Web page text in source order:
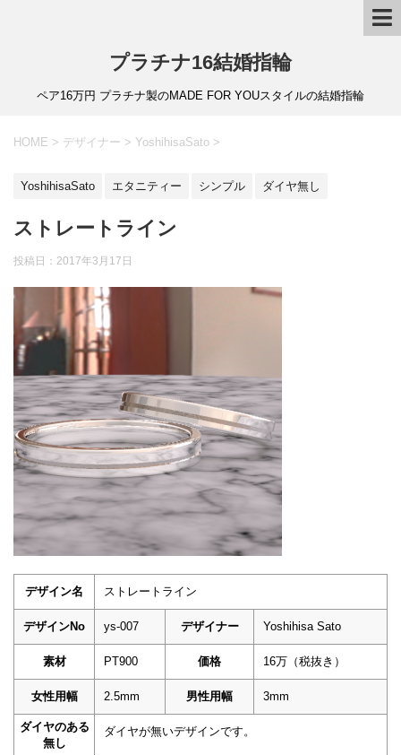
プラチナ16結婚指輪
ペア16万円 プラチナ製のMADE FOR YOUスタイルの結婚指輪
HOME > デザイナー > YoshihisaSato >
YoshihisaSato エタニティー シンプル ダイヤ無し
ストレートライン
投稿日： 2017年3月17日
デザイン名 ストレートライン
デザインNo ys-007 デザイナー Yoshihisa Sato
素材 PT900 価格 16万（税抜き）
女性用幅 2.5mm 男性用幅 3mm
ダイヤのある
無し
ダイヤが無いデザインです。